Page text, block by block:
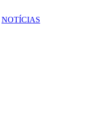
NOTÍCIAS